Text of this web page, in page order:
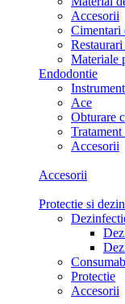
Accesorii
Cimentari
Materiale
Endodontie
Ace
Obturare
Tratament
Accesorii
Accesorii
Protectie si
Protectie
Accesorii